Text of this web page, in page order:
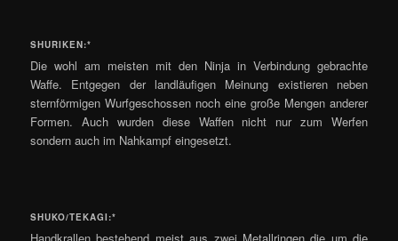
SHURIKEN:*
Die wohl am meisten mit den Ninja in Verbindung gebrachte
Waffe. Entgegen der landläufigen Meinung existieren neben
sternförmigen Wurfgeschossen noch eine große Mengen anderer
Formen. Auch wurden diese Waffen nicht nur zum Werfen
sondern auch im Nahkampf eingesetzt.
SHUKO/TEKAGI:*